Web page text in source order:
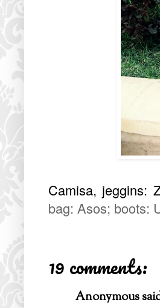
Camisa, jeggins:
bag: Asos; boots:
19 comments:
Anonymous